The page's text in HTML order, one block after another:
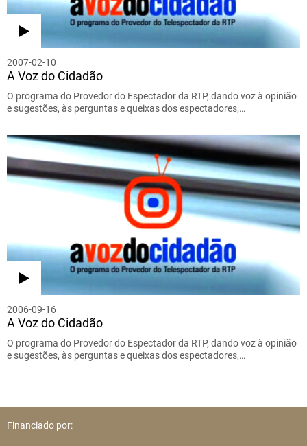
2007-02-10
A Voz do Cidadão
O programa do Provedor do Espectador da RTP, dando voz à opinião
e sugestões, às perguntas e queixas dos espectadores,…
2006-09-16
A Voz do Cidadão
O programa do Provedor do Espectador da RTP, dando voz à opinião
e sugestões, às perguntas e queixas dos espectadores,…
Financiado por: